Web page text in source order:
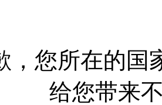
，您所在的国
给您带来